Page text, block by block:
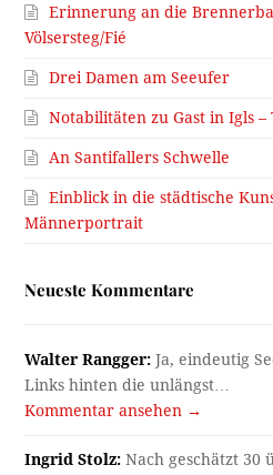
Erinnerung an die
Völsersteg/Fié
Drei Damen am Seeufer
Notabilitäten zu Gast in Igls –
An Santifallers Schwelle
Einblick in die städtische
Männerportrait
Neueste Kommentare
Walter Rangger: Ja, eindeutig
Links hinten die unlängst…
Kommentar ansehen →
Ingrid Stolz: Nach geschätzt 30